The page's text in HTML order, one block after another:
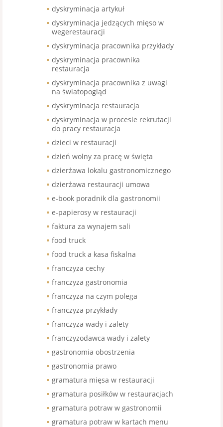
dyskryminacja artykuł
dyskryminacja jedzących mięso w
wegerestauracji
dyskryminacja pracownika przykłady
dyskryminacja pracownika
restauracja
dyskryminacja pracownika z uwagi
na światopogląd
dyskryminacja restauracja
dyskryminacja w procesie rekrutacji
do pracy restauracja
dzieci w restauracji
dzień wolny za pracę w święta
dzierżawa lokalu gastronomicznego
dzierżawa restauracji umowa
e-book poradnik dla gastronomii
e-papierosy w restauracji
faktura za wynajem sali
food truck
food truck a kasa fiskalna
franczyza cechy
franczyza gastronomia
franczyza na czym polega
franczyza przykłady
franczyza wady i zalety
franczyzodawca wady i zalety
gastronomia obostrzenia
gastronomia prawo
gramatura mięsa w restauracji
gramatura posiłków w restauracjach
gramatura potraw w gastronomii
gramatura potraw w kartach menu